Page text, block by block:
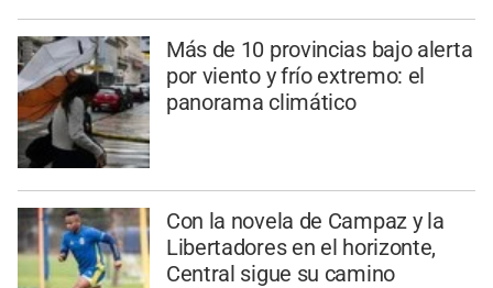
Más de 10 provincias bajo alerta
por viento y frío extremo: el
panorama climático
Con la novela de Campaz y la
Libertadores en el horizonte,
Central sigue su camino